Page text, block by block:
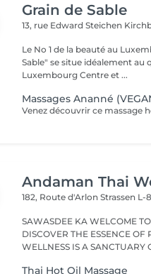
Grain de Sable
13, rue Edward Steichen
Le No 1 de la beauté au
Sable" se situe idéalement
Luxembourg Centre et ...
Massages Ananné
Andaman Thai
182, Route d'ArlonStrassen L-
SAWASDEE KA WELCOME
DISCOVER THE ESSENCE
WELLNESS IS A
Thai Hot Oil Massage